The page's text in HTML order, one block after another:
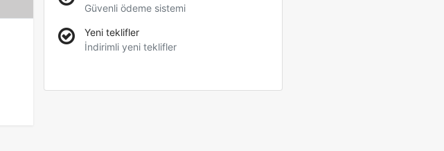
Güvenli ödeme sistemi
Yeni teklifler
İndirimli yeni teklifler